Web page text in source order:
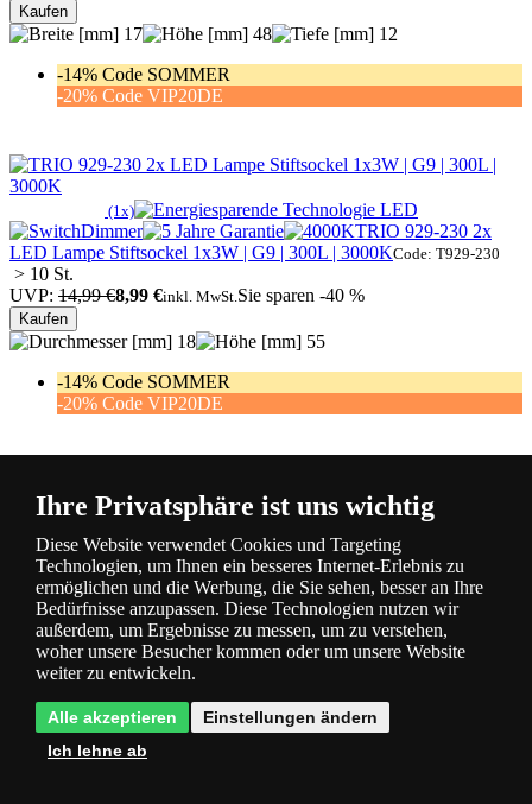
Kaufen
17 48
12
-14% Code SOMMER
-20% Code VIP20DE
(1x)
TRIO 929-230 2x
LED Lampe Stiftsockel 1x3W | G9 | 300L | 3000KCode: T929-230
> 10 St.
UVP: 14,99 €8,99 €inkl. MwSt.Sie sparen -40 %
Kaufen
18
55
-14% Code SOMMER
-20% Code VIP20DE
2300 2X LED Lampe Stiftsockel 1x3W| G9 | 300L | 3000K Code:
T929-2300
> 10 St.
UVP:13,99 €8,39 €inkl. MwSt.Sie sparen -40 %
Kaufen
17
Neu
Top-Preis
Ihre Privatsphäre ist uns wichtig
Diese Website verwendet Cookies und Targeting
Technologien, um Ihnen ein besseres Internet-Erlebnis zu
ermöglichen und die Werbung, die Sie sehen, besser an Ihre
Bedürfnisse anzupassen. Diese Technologien nutzen wir
außerdem, um Ergebnisse zu messen, um zu verstehen,
woher unsere Besucher kommen oder um unsere Website
weiter zu entwickeln.
Alle akzeptieren
Einstellungen ändern
Ich lehne ab